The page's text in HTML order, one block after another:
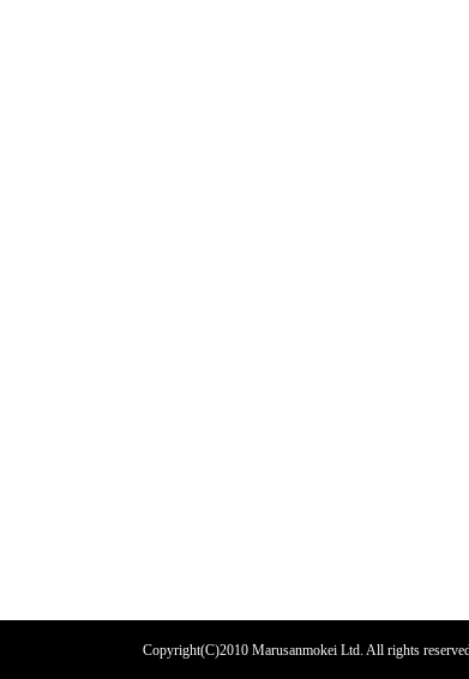
Copyright(C)2010 Marusanmokei Ltd. All rights